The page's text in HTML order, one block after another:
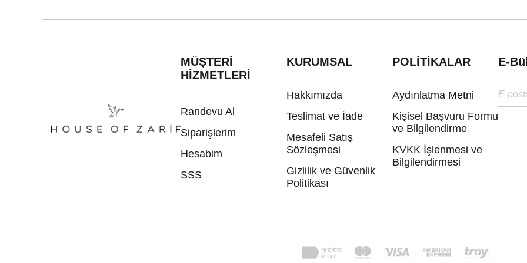
MÜŞTERİ
HİZMETLERİ
Randevu Al
Siparişlerim
Hesabim
SSS
KURUMSAL
Hakkımızda
Teslimat ve İade
Mesafeli Satış
Sözleşmesi
Gizlilik ve Güvenlik
Politikası
POLİTİKALAR
Aydınlatma Metni
Kişisel Başvuru Formu
ve Bilgilendirme
KVKK İşlenmesi ve
Bilgilendirmesi
E-